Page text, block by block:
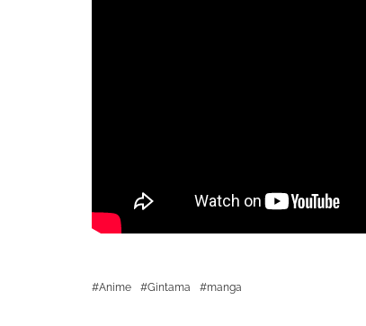
Anime Gintama manga